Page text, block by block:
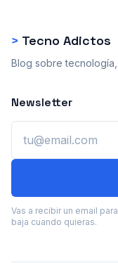
> Tecno Adictos
Blog sobre
Newsletter
Vas a recibir un email
baja cuando quieras.